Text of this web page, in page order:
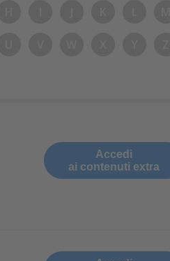
Accedi
ai contenuti extra